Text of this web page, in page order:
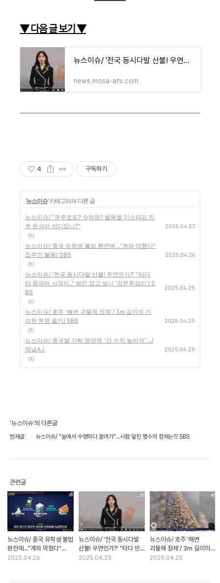
▼ 다음 글 보기▼
뉴스이슈/ '전국 동시다발 산불! 우연인가?' "타다 만 중국어 서적이.." 범인 잡고 보니 '의문투성
news.mosa-atv.com
4 구독하기
'뉴스이슈' 카테고리의 다른 글
뉴스이슈/ "우주로또? 수억원? 별똥별 미스터리 진
주 운석아 어디있니?"
(0)
2025.04.27
뉴스이슈/ 중국 유학생 불법 환전에…"계좌 막혔다"
집주인 불똥/ SBS
(5)
2025.04.26
뉴스이슈/ '전국 동시다발 산불! 우연인가?' "타다
만 중국어 서적이.." 범인 잡고 보니 '의문투성이'/ S
BS
(1)
2025.04.25
뉴스이슈/ 호주 '해변 괴물체 정체'/ 3m 길이의 기
이한 투명 줄기/ SBS
(3)
2025.04.25
뉴스이슈/ 중국발 가짜 영양제 “간 수치 높아져”…/
채널A /
(3)
2025.04.25
'뉴스이슈'의 다른글
현재글 뉴스이슈/ "늪에서 수영하다 끌려가"…사람 덮친 맹수의 정체는?/ SBS
관련글
뉴스이슈/ 중국 유학생 불법
환전에…"계좌 막혔다"
집주인 불똥/ SBS
2025.04.26
뉴스이슈/ '전국 동시다발
산불! 우연인가?' "타다 만
중국어 서적이.." 범인 잡고
2025.04.25
뉴스이슈/ 호주 '해변
괴물체 정체'/ 3m 길이의
기이한 투명 줄기/ SBS
2025.04.25